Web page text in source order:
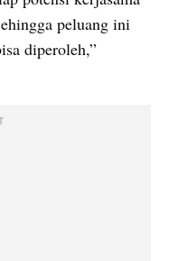
peluang ini
diperoleh,”